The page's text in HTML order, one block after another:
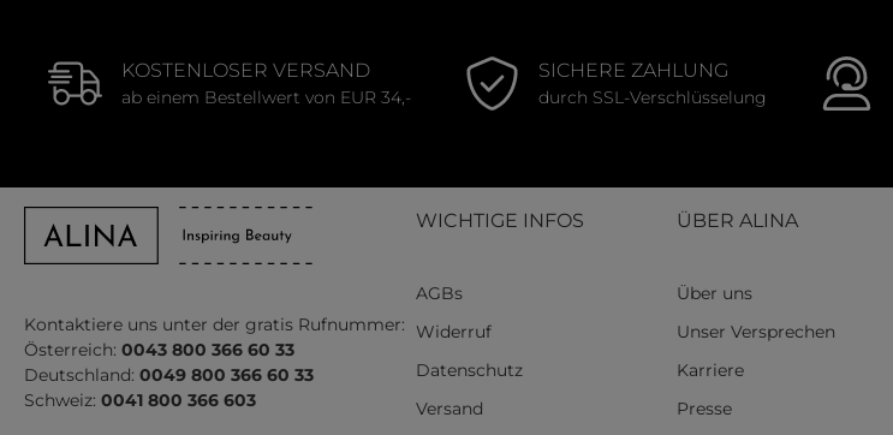
KOSTENLOSER VERSAND
ab einem Bestellwert von EUR 34,-
SICHERE ZAHLUNG
durch SSL-Verschlüsselung
Kontaktiere uns unter der gratis Rufnummer:
Österreich: 0043 800 366 60 33
Deutschland: 0049 800 366 60 33
Schweiz: 0041 800 366 603
WICHTIGE INFOS
AGBs
Widerruf
Datenschutz
Versand
ÜBER ALINA
Über uns
Unser Versprechen
Karriere
Presse